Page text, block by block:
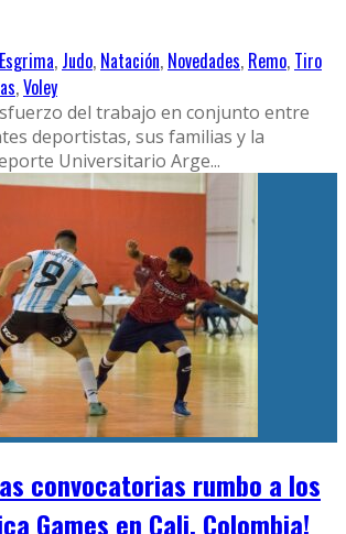
Esgrima, Judo, Natación, Novedades, Remo, Tiro
,Voley
del trabajo en conjunto entre
deportistas, sus familias y la
Universitario Arge...
convocatorias rumbo a los
Games en Cali, Colombia!